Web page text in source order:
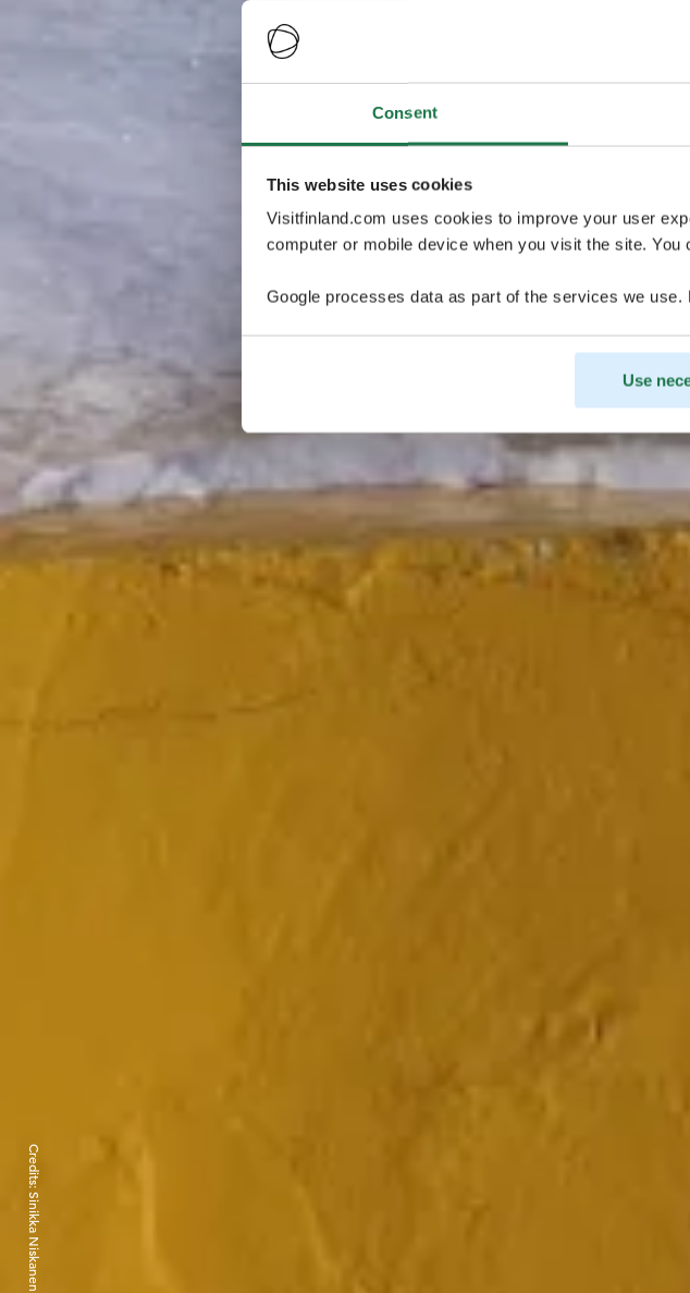
Consent
This website uses cookies
Visitfinland.com uses cookies to improve your user
computer or mobile device when you visit the site.
Google processes data as part of the services we use.
Use
Credits:
Sinikka Niskanen